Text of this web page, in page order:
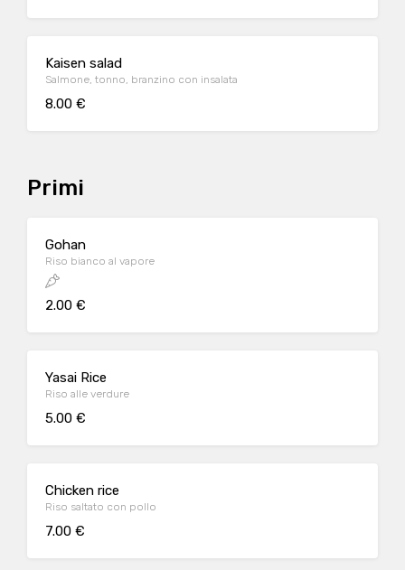
Kaisen salad
Salmone, tonno, branzino con insalata
8.00 €
Primi
Gohan
Riso bianco al vapore
2.00 €
Yasai Rice
Riso alle verdure
5.00 €
Chicken rice
Riso saltato con pollo
7.00 €